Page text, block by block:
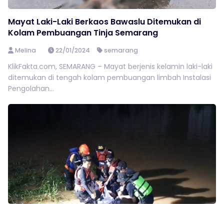
Mayat Laki-Laki Berkaos Bawaslu Ditemukan di
Kolam Pembuangan Tinja Semarang
Melina 22/01/2024 semarang
KlikFakta.com, SEMARANG – Mayat berjenis kelamin laki-laki
ditemukan di tengah kolam pembuangan limbah Instalasi
Pengolahan...